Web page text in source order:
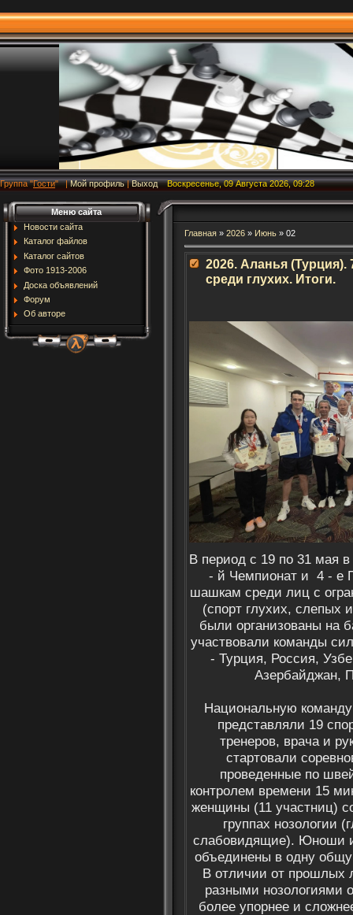
Группа"Гости" |Мой профиль |Выход Воскресенье, 09 Августа 2026, 09:28
Меню сайта
Новости сайта
Каталог файлов
Каталог сайтов
Фото 1913-2006
Доска объявлений
Форум
Об авторе
Главная » 2026 » Июнь » 02
2026. Аланья
среди глухих. Итоги.
В период с 19 по 31 мая
- й Чемпионат и 4 - е
шашкам среди лиц с
(спорт глухих, слепых
были организованы на
участвовали команды
- Турция, Россия,
Азербайджан,
Национальную
представляли 19
тренеров, врача и
стартовали
проведенные по
контролем времени 15
женщины (11 участниц)
группах нозологии
слабовидящие). Юноши
объединены в одну
В отличии от прошлых
разными нозологиями
более упорнее и